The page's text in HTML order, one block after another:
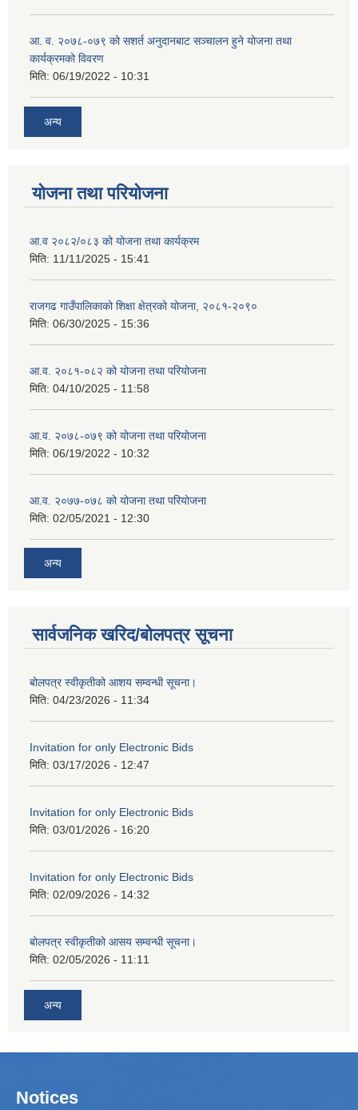
आ. व. २०७८-०७९ को सशर्त अनुदानबाट सञ्चालन हुने योजना तथा
कार्यक्रमको विवरण
मिति: 06/19/2022 - 10:31
अन्य
योजना तथा परियोजना
आ.व २०८२/०८३ को योजना तथा कार्यक्रम
मिति: 11/11/2025 - 15:41
राजगढ गाउँपालिकाको शिक्षा क्षेत्रको योजना, २०८१-२०९०
मिति: 06/30/2025 - 15:36
आ.व. २०८१-०८२ को योजना तथा परियोजना
मिति: 04/10/2025 - 11:58
आ.व. २०७८-०७९ को योजना तथा परियोजना
मिति: 06/19/2022 - 10:32
आ.व. २०७७-०७८ को योजना तथा परियोजना
मिति: 02/05/2021 - 12:30
अन्य
सार्वजनिक खरिद/बोलपत्र सूचना
बोलपत्र स्वीकृतीको आशय सम्वन्धी सूचना।
मिति: 04/23/2026 - 11:34
Invitation for only Electronic Bids
मिति: 03/17/2026 - 12:47
Invitation for only Electronic Bids
मिति: 03/01/2026 - 16:20
Invitation for only Electronic Bids
मिति: 02/09/2026 - 14:32
बोलपत्र स्वीकृतीको आसय सम्वन्धी सूचना।
मिति: 02/05/2026 - 11:11
अन्य
Notices